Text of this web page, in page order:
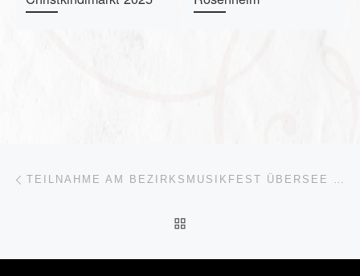
Beitragsnavigation TEILNAHME AM BEZIRKSMUSIKFEST ÜBERSEE 2025